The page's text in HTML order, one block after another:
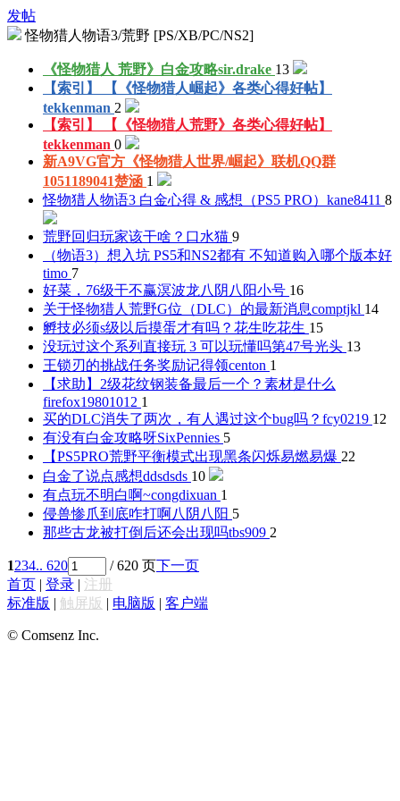
发帖
怪物猎人物语3/荒野 [PS/XB/PC/NS2]
《怪物猎人 荒野》白金攻略sir.drake 13
【索引】 【《怪物猎人崛起》各类心得好帖】
tekkenman 2
【索引】 【《怪物猎人荒野》各类心得好帖】
tekkenman 0
新A9VG官方《怪物猎人世界/崛起》联机QQ群
1051189041楚涵 1
怪物猎人物语3 白金心得 & 感想（PS5 PRO） kane8411 8
荒野回归玩家该干啥？ 口水猫 9
（物语3）想入坑 PS5和NS2都有 不知道购入哪个版本好
timo 7
好菜，76级干不赢溟波龙八阴八阳小号 16
关于怪物猎人荒野G位（DLC）的最新消息comptjkl 14
孵技必须s级以后摸蛋才有吗？ 花生吃花生 15
没玩过这个系列直接玩 3 可以玩懂吗第47号光头 13
王锁刃的挑战任务奖励记得领centon 1
【求助】2级花纹钢装备最后一个？素材是什么
firefox19801012 1
买的DLC消失了两次，有人遇过这个bug吗？ fcy0219 12
有没有白金攻略呀SixPennies 5
【PS5PRO荒野平衡模式出现黑条闪烁易燃易爆 22
白金了说点感想ddsdsds 10
有点玩不明白啊~congdixuan 1
侵兽惨爪到底咋打啊八阴八阳 5
那些古龙被打倒后还会出现吗tbs909 2
1234.. 620 / 620 页下一页
首页 | 登录 | 注册
标准版 | 触屏版 | 电脑版 | 客户端
© Comsenz Inc.